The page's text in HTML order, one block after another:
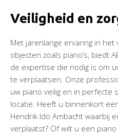
Veiligheid en
Met jarenlange ervaring in
objecten zoals piano’s, biedt
de expertise die nodig is om
te verplaatsen. Onze
uw piano veilig en in perfecte
locatie. Heeft u binnenkort
Hendrik Ido Ambacht waarbij
verplaatst? Of wilt u een